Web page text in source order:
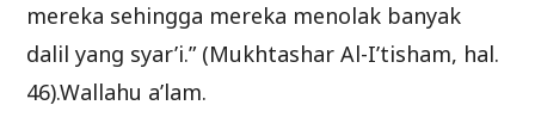
mereka sehingga mereka menolak banyak
dalil yang syar’i.” (Mukhtashar Al-I’tisham, hal.
46).Wallahu a’lam.